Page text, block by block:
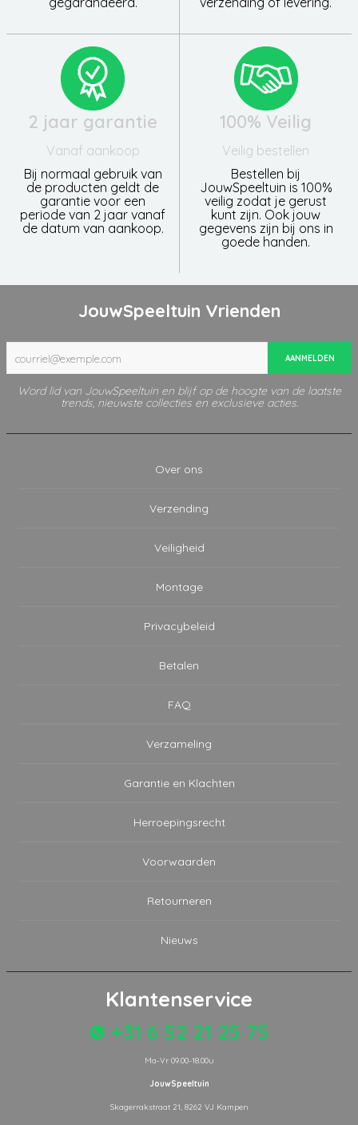
2 jaar garantie
Vanaf aankoop
Bij normaal gebruik van
de producten geldt de
garantie voor een
periode van 2 jaar vanaf
de datum van aankoop.
100% Veilig
Veilig bestellen
Bestellen bij
JouwSpeeltuin is 100%
veilig zodat je gerust
kunt zijn. Ook jouw
gegevens zijn bij ons in
goede handen.
JouwSpeeltuin Vrienden
AANMELDEN
Word lid van JouwSpeeltuin en blijf op de hoogte van de laatste
trends, nieuwste collecties en exclusieve acties.
Over ons
Verzending
Veiligheid
Montage
Privacybeleid
Betalen
FAQ
Verzameling
Garantie en Klachten
Herroepingsrecht
Voorwaarden
Retourneren
Nieuws
Klantenservice
+31 6 52 21 25 75
Ma-Vr 09.00-18.00u
JouwSpeeltuin
Skagerrakstraat 21, 8262 VJ Kampen